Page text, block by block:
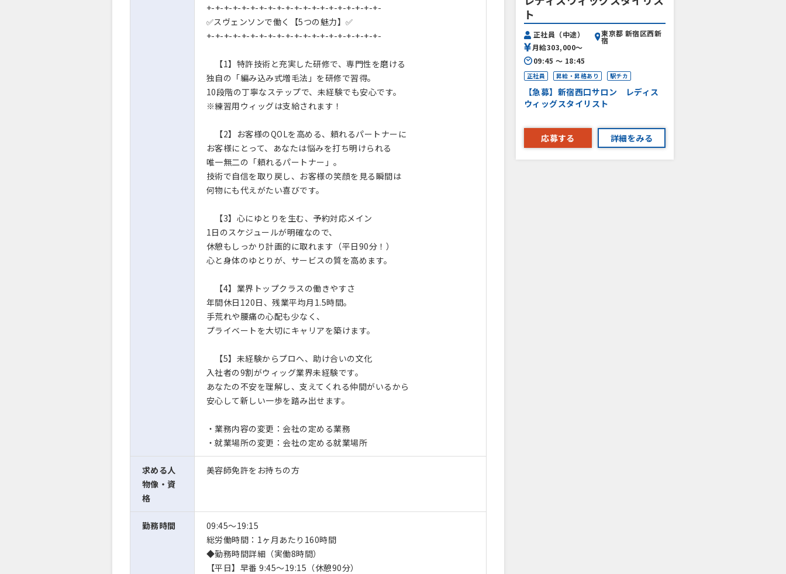
+-+-+-+-+-+-+-+-+-+-+-+-+-+-+-+-+-+-+-+-
✅スヴェンソンで働く【5つの魅力】✅
+-+-+-+-+-+-+-+-+-+-+-+-+-+-+-+-+-+-+-+-
【1】特許技術と充実した研修で、専門性を磨ける
独自の「編み込み式増毛法」を研修で習得。
10段階の丁寧なステップで、未経験でも安心です。
※練習用ウィッグは支給されます！
【2】お客様のQOLを高める、頼れるパートナーに
お客様にとって、あなたは悩みを打ち明けられる
唯一無二の「頼れるパートナー」。
技術で自信を取り戻し、お客様の笑顔を見る瞬間は
何物にも代えがたい喜びです。
【3】心にゆとりを生む、予約対応メイン
1日のスケジュールが明確なので、
休憩もしっかり計画的に取れます（平日90分！）
心と身体のゆとりが、サービスの質を高めます。
【4】業界トップクラスの働きやすさ
年間休日120日、残業平均月1.5時間。
手荒れや腰痛の心配も少なく、
プライベートを大切にキャリアを築けます。
【5】未経験からプロへ、助け合いの文化
入社者の9割がウィッグ業界未経験です。
あなたの不安を理解し、支えてくれる仲間がいるから
安心して新しい一歩を踏み出せます。
・業務内容の変更：会社の定める業務
・就業場所の変更：会社の定める就業場所
求める人
物像・資
格
美容師免許をお持ちの方
勤務時間
09:45〜19:15
総労働時間：1ヶ月あたり160時間
◆勤務時間詳細（実働8時間）
【平日】早番 9:45～19:15（休憩90分）
ト
正社員（中途）
月給303,000〜
09:45 〜 18:45
東京都 新宿区西新
宿
正社員 昇給・昇格あり 駅チカ
【急募】新宿西口サロン レディス
ウィッグスタイリスト
応募する 詳細をみる